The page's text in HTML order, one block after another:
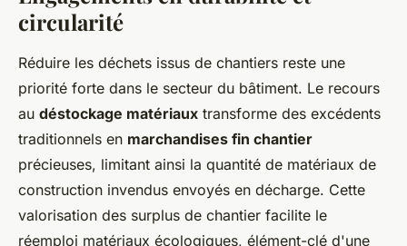
circularité
Réduire les déchets issus de chantiers reste une
priorité forte dans le secteur du bâtiment. Le recours
au déstockage matériaux transforme des excédents
traditionnels en marchandises fin chantier
précieuses, limitant ainsi la quantité de matériaux de
construction invendus envoyés en décharge. Cette
valorisation des surplus de chantier facilite le
réemploi matériaux écologiques, élément-clé d'une